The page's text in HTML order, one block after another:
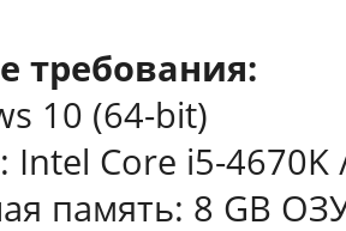
требования:
10 (64-bit)
Intel Core i5-4670K
память: 8 GB